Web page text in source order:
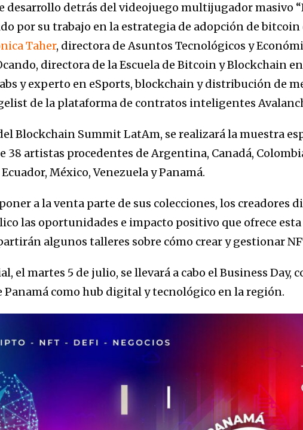
desarrollo detrás del videojuego multijugador masivo
por su trabajo en la estrategia de adopción de
Taher, directora de Asuntos Tecnológicos y
directora de la Escuela de Bitcoin y Blockchain
y experto en eSports, blockchain y distribución de
de la plataforma de contratos inteligentes
Blockchain Summit LatAm, se realizará la ​​muestra
38 artistas procedentes de Argentina, Canadá,
México, Venezuela y Panamá.
a la venta parte de sus colecciones, los creadores
las oportunidades e impacto positivo que ofrece
algunos talleres sobre cómo crear y gestionar
el martes 5 de julio, se llevará a cabo el Business Day,
como hub digital y tecnológico en la región.